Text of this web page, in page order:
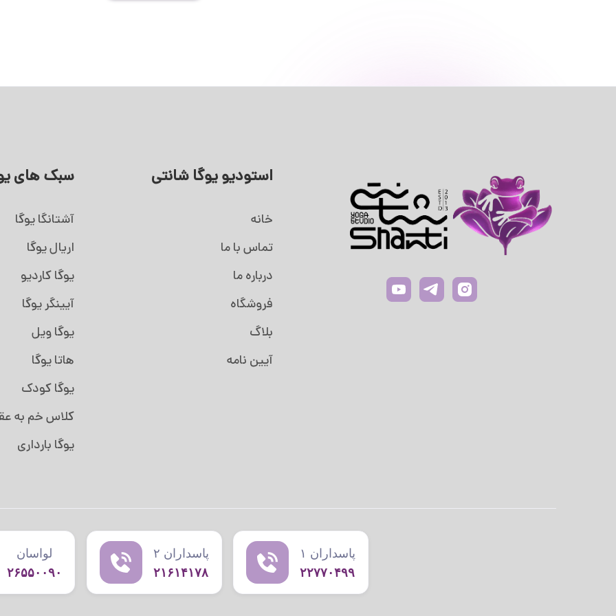
استودیو یوگا شانتی
خانه
تماس با ما
درباره ما
فروشگاه
بلاگ
آیین نامه
سبک های
آشتانگا یوگا
اریال یوگا
یوگا کاردیو
آیینگر یوگا
یوگا ویل
هاتا یوگا
یوگا کودک
کلاس خم به
یوگا بارداری
پاسداران ۱
۲۲۷۷۰۴۹۹
پاسداران ۲
۲۱۶۱۴۱۷۸
لواسان
۲۶۵۵۰۰۹۰